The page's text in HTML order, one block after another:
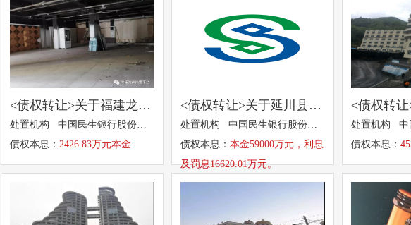
<债权转让>关于福建龙杉进出口贸易有限公司2426.83万元本金及其利息债权拟转让的招商公告
处置机构 中国民生银行股份有限公司
债权本息： 2426.83万元本金
<债权转让>关于延川县新泰煤矿（普通合伙）、延川县泰丰煤矿（普通合伙）两户合计59000万元本金及其利息债权拟转让的招商公告
处置机构 中国民生银行股份有限公司
债权本息： 本金59000万元，利息
及罚息16620.01万元。
债权本息：